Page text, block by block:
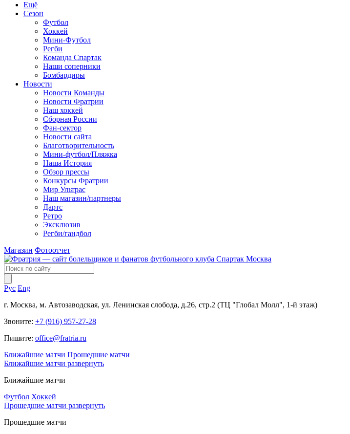
Ещё
Сезон
Футбол
Хоккей
Мини-Футбол
Регби
Команда Спартак
Наши соперники
Бомбардиры
Новости
Новости Команды
Новости Фратрии
Наш хоккей
Сборная России
Фан-cектор
Новости сайта
Благотворительность
Мини-футбол/Пляжка
Наша История
Обзор прессы
Конкурсы Фратрии
Мир Ультрас
Наш магазин/партнеры
Дартс
Ретро
Эксклюзив
Регби/гандбол
Магазин Фотоотчет
Рус Eng
г. Москва, м. Автозаводская, ул. Ленинская слобода, д.26, стр.2 (ТЦ "Глобал Молл", 1-й этаж)
Звоните: +7 (916) 957-27-28
Пишите: office@fratria.ru
Ближайшие матчи Прошедшие матчи
Ближайшие матчи развернуть
Ближайшие матчи
Футбол Хоккей
Прошедшие матчи развернуть
Прошедшие матчи